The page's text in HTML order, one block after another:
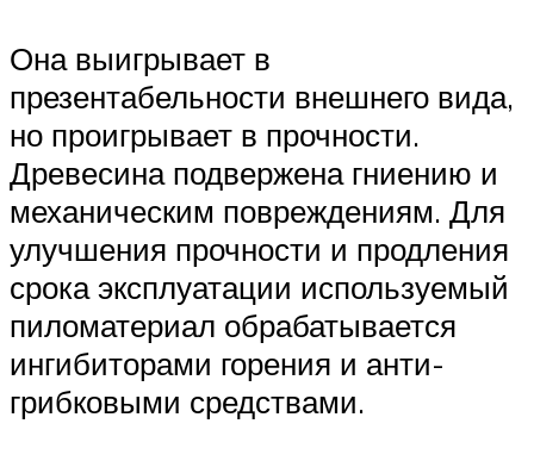
Она выигрывает в
презентабельности внешнего вида,
но проигрывает в прочности.
Древесина подвержена гниению и
механическим повреждениям. Для
улучшения прочности и продления
срока эксплуатации используемый
пиломатериал обрабатывается
ингибиторами горения и анти-
грибковыми средствами.